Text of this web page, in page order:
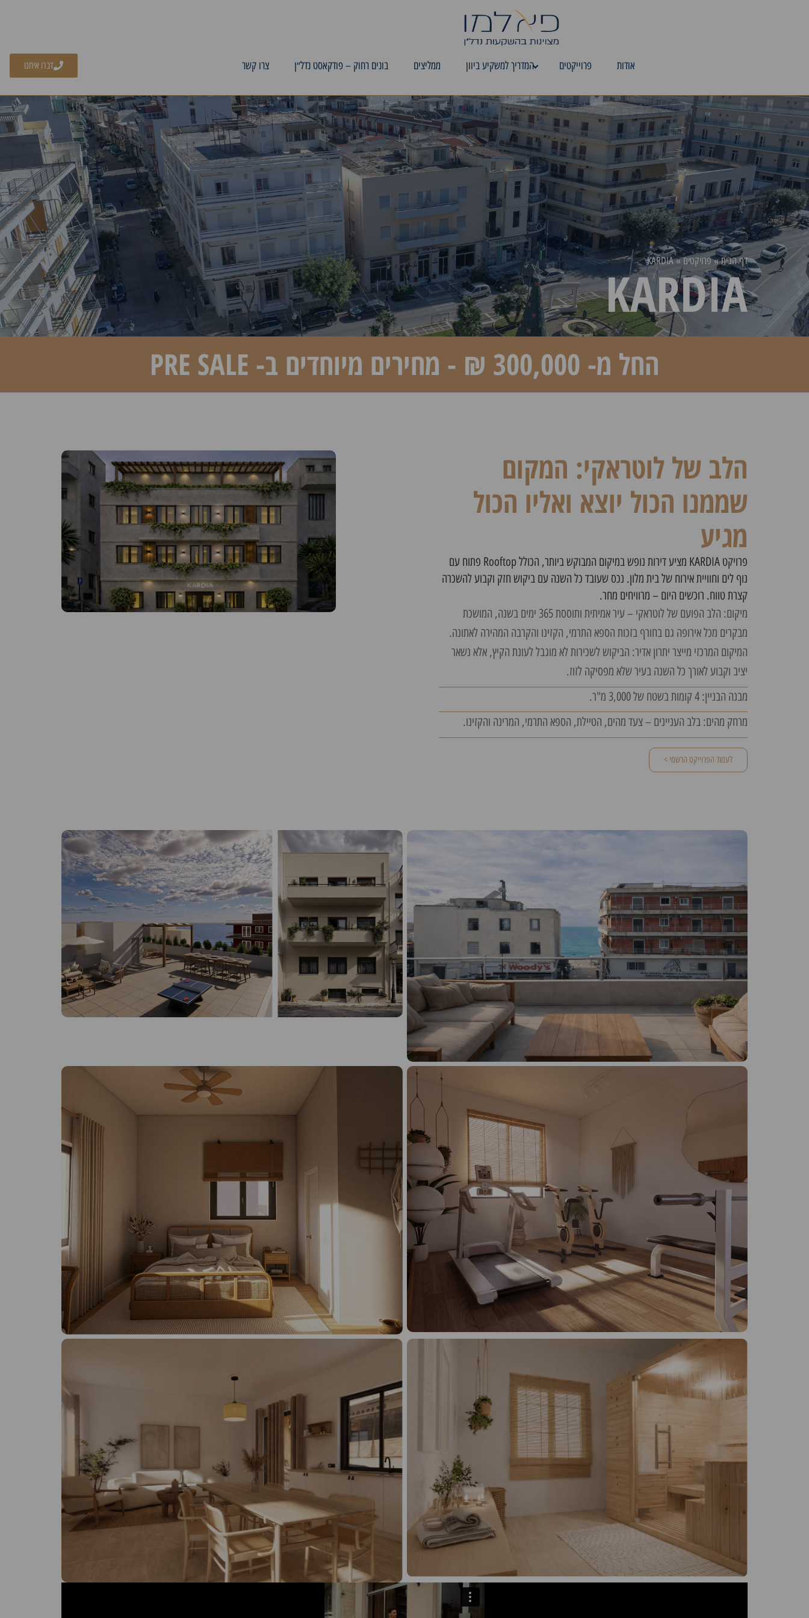
אודות פרוייקטים המדריך למשקיע ביוון ממליצים בונים רחוק – פודקאסט נדל״ן צרו קשר דברו איתנו
דף הבית»פרויקטים»
KARDIA
KARDIA
החל מ- 300,000 ₪ - מחירים מיוחדים ב- PRE SALE
הלב של לוטראקי: המקום
שממנו הכול יוצא ואליו הכול
מגיע
פרויקט KARDIA מציע דירות נופש במיקום המבוקש ביותר, הכולל Rooftop פתוח עם
נוף לים וחוויית אירוח של בית מלון. נכס שעובד כל השנה עם ביקוש חזק וקבוע להשכרה
קצרת טווח. רוכשים היום – מרוויחים מחר.
מיקום: הלב הפועם של לוטראקי – עיר אמיתית ותוססת 365 ימים בשנה, המושכת
מבקרים מכל אירופה גם בחורף בזכות הספא התרמי, הקזינו והקרבה המהירה לאתונה.
המיקום המרכזי מייצר יתרון אדיר: הביקוש לשכירות לא מוגבל לעונת הקיץ, אלא נשאר
יציב וקבוע לאורך כל השנה בעיר שלא מפסיקה לזוז.
מבנה הבניין: 4 קומות בשטח של 3,000 מ"ר.
מרחק מהים: בלב העניינים – צעד מהים, הטיילת, הספא התרמי, המרינה והקזינו.
לעמוד הפרוייקט הרשמי >